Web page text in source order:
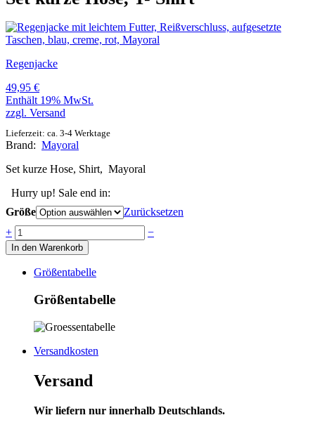
Regenjacke
49,95 €
Enthält 19% MwSt.
zzgl. Versand
Lieferzeit: ca. 3-4 Werktage
Brand: Mayoral
Set kurze Hose, Shirt, Mayoral
Hurry up! Sale end in:
Größe
Zurücksetzen
Anzahl
+ −
In den Warenkorb
Größentabelle
Größentabelle
Versandkosten
Versand
Wir liefern nur innerhalb Deutschlands.